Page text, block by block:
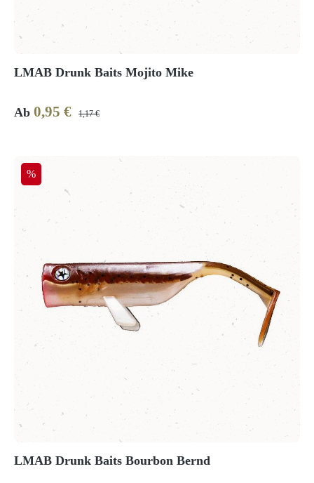
LMAB Drunk Baits Mojito Mike
Verkaufspreis:
Ab 0,95 € Regulärer Preis:
1,17 €
Rabatt
%
LMAB Drunk Baits Bourbon Bernd